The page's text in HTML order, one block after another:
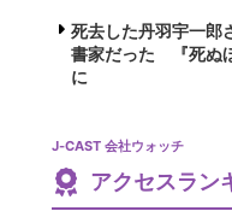
死去した丹羽宇一郎
書家だった 『死ぬ
に
J-CAST 会社ウォッチ
アクセスラン